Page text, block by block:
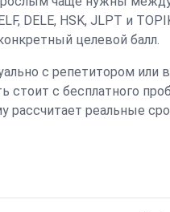
DELE, HSK, JLPT и
целевой балл.
с репетитором или
стоит с бесплатного
рассчитает реальные